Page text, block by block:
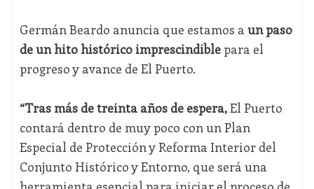
Germán Beardo anuncia que estamos a un paso
de un hito histórico imprescindiblepara el
progreso y avance de El Puerto.
“Tras más de treinta años de espera,El Puerto
contará dentro de muy poco con un Plan
Especial de Protección y Reforma Interior del
Conjunto Histórico y Entorno, que será una